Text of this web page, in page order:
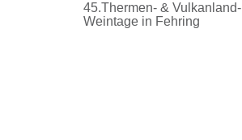
45.Thermen- & Vulkanland-
Weintage in Fehring